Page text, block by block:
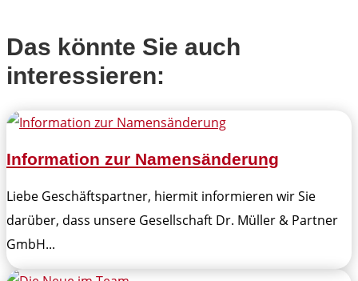
Das könnte Sie auch
interessieren:
Information zur Namensänderung
Liebe Geschäftspartner, hiermit informieren wir Sie
darüber, dass unsere Gesellschaft Dr. Müller & Partner
GmbH...